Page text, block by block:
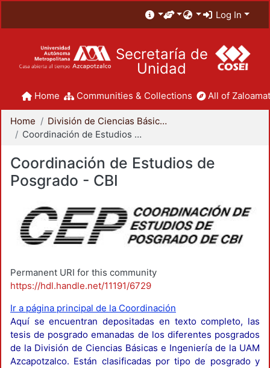
Log In
Secretaría de
Unidad
Home Communities & Collections All of
Home
División de Ciencias Básicas e Ingeniería
Coordinación de Estudios de Posgrado - CBI
Coordinación de Estudios de
Posgrado - CBI
Permanent URI for this community
https://hdl.handle.net/11191/6729
Ir a página principal de la Coordinación
Aquí se encuentran depositadas en texto completo, las
tesis de posgrado emanadas de los diferentes posgrados
de la División de Ciencias Básicas e Ingeniería de la UAM
Azcapotzalco. Están clasificadas por tipo de posgrado y